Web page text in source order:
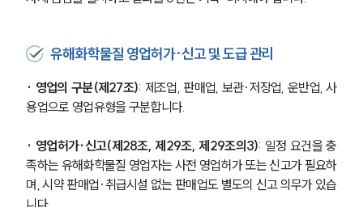
유해화학물질 영업허가·신고 및 도급 관리
· 영업의 구분(제27조): 제조업, 판매업, 보관·저장업, 운반업, 사
용업으로 영업유형을 구분합니다.
· 영업허가·신고(제28조, 제29조, 제29조의3): 일정 요건을 충
족하는 유해화학물질 영업자는 사전 영업허가 또는 신고가 필요하
며, 시약 판매업·취급시설 없는 판매업도 별도의 신고 의무가 있습